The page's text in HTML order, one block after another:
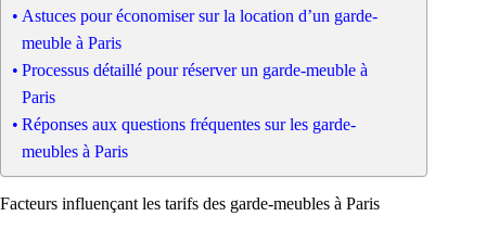
Astuces pour économiser sur la location d’un garde-
meuble à Paris
Processus détaillé pour réserver un garde-meuble à
Paris
Réponses aux questions fréquentes sur les garde-
meubles à Paris
Facteurs influençant les tarifs des garde-meubles à Paris